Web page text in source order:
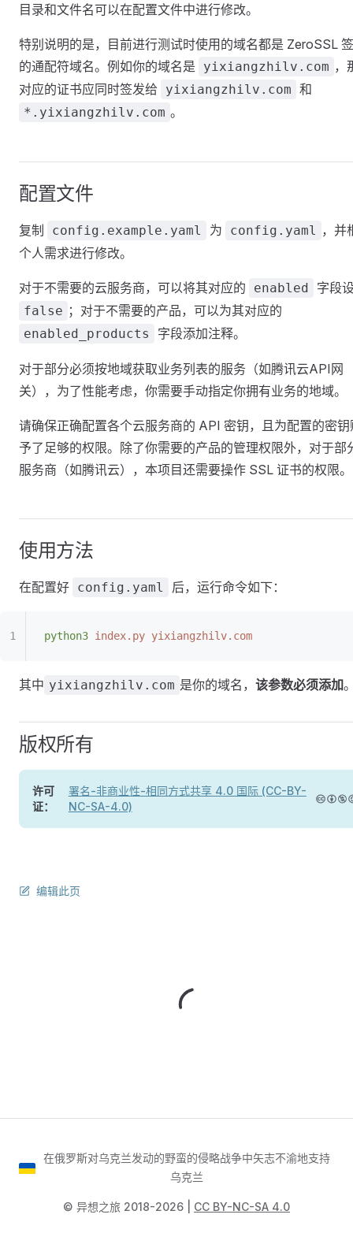
目录和文件名可以在配置文件中进行修改。
特别说明的是，目前进行测试时使用的域名都是 ZeroSSL
的通配符域名。例如你的域名是
yixiangzhilv.com ，
对应的证书应同时签发给
yixiangzhilv.com 和
*.yixiangzhilv.com 。
配置文件
复制 config.example.yaml 为 config.yaml ，并
个人需求进行修改。
对于不需要的云服务商，可以将其对应的 enabled 字段
false ；对于不需要的产品，可以为其对应的
enabled_products 字段添加注释。
对于部分必须按地域获取业务列表的服务（如腾讯云API网
关），为了性能考虑，你需要手动指定你拥有业务的地域。
请确保正确配置各个云服务商的 API 密钥，且为配置的密钥
予了足够的权限。除了你需要的产品的管理权限外，对于部
服务商（如腾讯云），本项目还需要操作 SSL 证书的权限。
使用方法
在配置好 config.yaml 后，运行命令如下：
python3 index.py yixiangzhilv.com
其中 yixiangzhilv.com 是你的域名， 该参数必须添加
版权所有
许可
证：
署名-非商业性-相同方式共享 4.0 国际 (CC-BY-
NC-SA-4.0)
编辑此页
在俄罗斯对乌克兰发动的野蛮的侵略战争中矢志不渝地支持
乌克兰
©️ 异想之旅 2018-2026 | CC BY-NC-SA 4.0